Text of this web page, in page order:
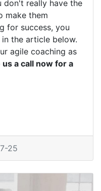
don't really have the
make them
for success, you
the article below.
agile coaching as
us a call now for a
25